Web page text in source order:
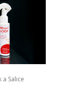
Salice